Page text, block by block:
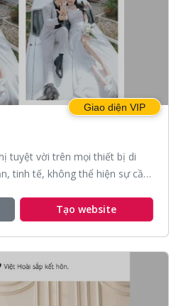
Giao diện VIP
tuyệt vời trên mọi thiết bị di
tinh tế, không thể hiện sự cầu
Tạo website